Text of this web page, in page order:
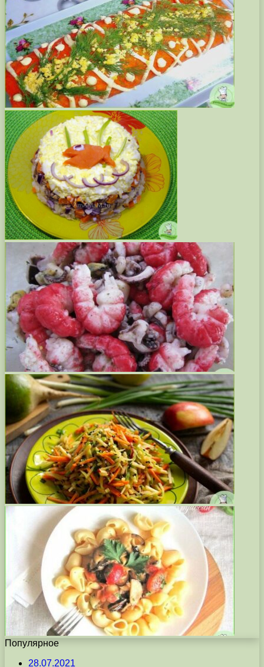
Популярное
28.07.2021